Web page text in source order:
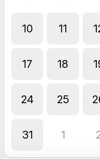
10 11
17 18
24 25
31 1